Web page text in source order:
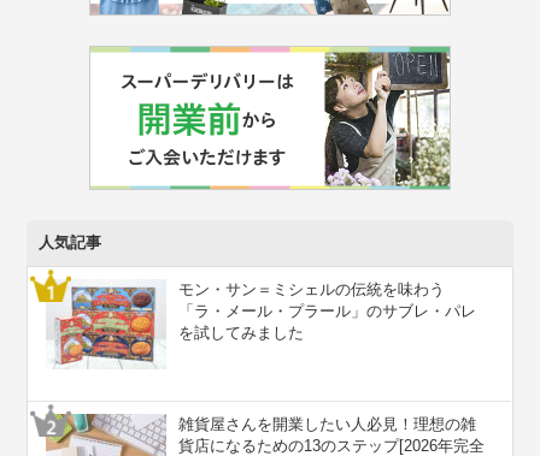
人気記事
モン・サン＝ミシェルの伝統を味わう
「ラ・メール・プラール」のサブレ・パレ
を試してみました
雑貨屋さんを開業したい人必見！理想の雑
貨店になるための13のステップ[2026年完全